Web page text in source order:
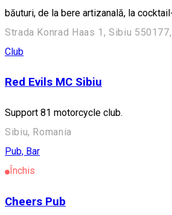
băuturi, de la bere artizanală, la
Strada Konrad Haas 1, Sibiu
Club
Red Evils MC Sibiu
Support 81 motorcycle club.
Sibiu, Romania
Pub, Bar
Închis
Cheers Pub